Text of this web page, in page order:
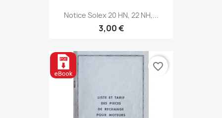
Notice Solex 20 HN, 22 NH,...
3,00 €
favorite_border